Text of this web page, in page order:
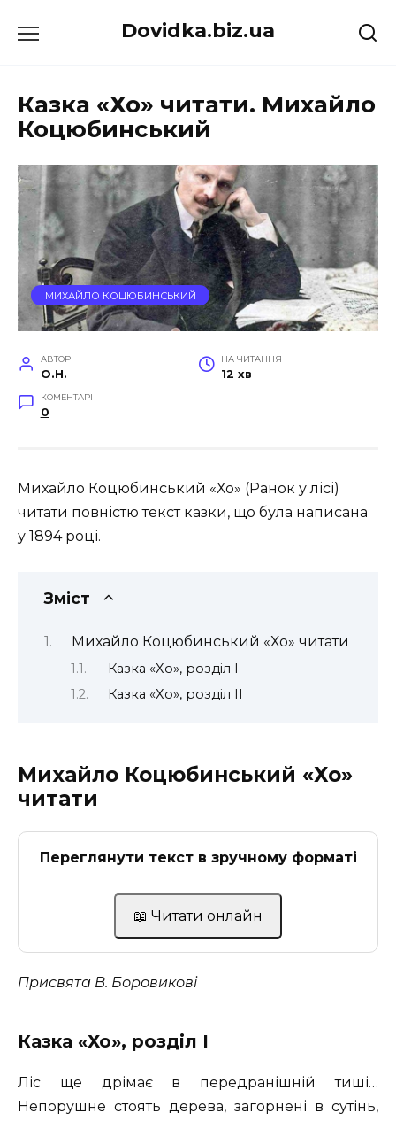
до
Dovidka.biz.ua
Казка «Хо» читати. Михайло
Коцюбинський
МИХАЙЛО КОЦЮБИНСЬКИЙ
АВТОР
O.H.
НА ЧИТАННЯ
12 хв
КОМЕНТАРІ
0
Михайло Коцюбинський «Хо» (Ранок у лісі)
читати повністю текст казки, що була написана
у 1894 році.
Зміст
Михайло Коцюбинський «Хо» читати
Казка «Хо», розділ I
Казка «Хо», розділ II
Михайло Коцюбинський «Хо»
читати
Переглянути текст в зручному форматі
📖 Читати онлайн
Присвята В. Боровикові
Казка «Хо», розділ I
Ліс ще дрімає в передранішній тиші…
Непорушне стоять дерева, загорнені в сутінь,